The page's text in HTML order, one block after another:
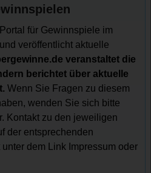
für Gewinnspiele im
veröffentlicht aktuelle
veranstaltet die
berichtet über aktuelle
Wenn Sie Fragen zu diesem
wenden Sie sich bitte
Kontakt zu den jeweiligen
der entsprechenden
dem Link Impressum oder